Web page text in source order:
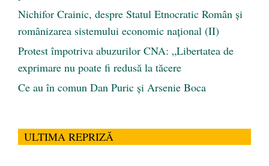
Nichifor Crainic, despre Statul Etnocratic Român şi
românizarea sistemului economic naţional (II)
Protest împotriva abuzurilor CNA: „Libertatea de
exprimare nu poate fi redusă la tăcere
Ce au în comun Dan Puric şi Arsenie Boca
ULTIMA REPRIZĂ